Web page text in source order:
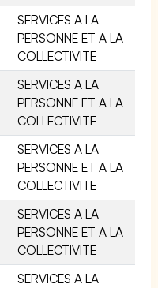
SERVICES A LA
PERSONNE ET A LA
COLLECTIVITE
SERVICES A LA
PERSONNE ET A LA
COLLECTIVITE
SERVICES A LA
PERSONNE ET A LA
COLLECTIVITE
SERVICES A LA
PERSONNE ET A LA
COLLECTIVITE
SERVICES A LA